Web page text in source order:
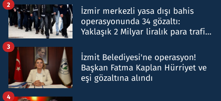
İzmir merkezli yasa dışı bahis
operasyonunda 34 gözaltı:
Yaklaşık 2 Milyar liralık para trafiği
2
İzmit Belediyesi'ne operasyon!
Başkan Fatma Kaplan Hürriyet ve
eşi gözaltına alındı
3
4